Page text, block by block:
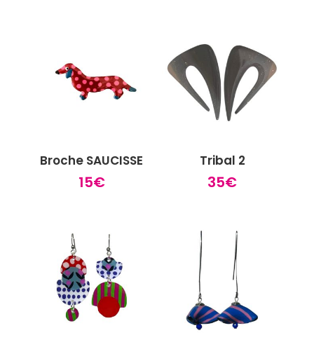
Broche SAUCISSE
15€
Tribal 2
35€